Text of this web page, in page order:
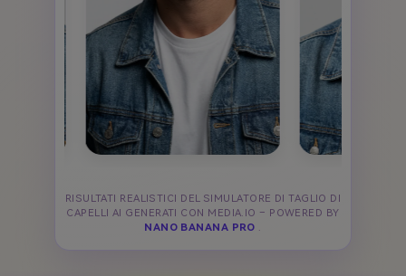
RISULTATI REALISTICI DEL SIMULATORE DI TAGLIO DI
CAPELLI AI GENERATI CON MEDIA.IO – POWERED BY
NANO BANANA PRO .